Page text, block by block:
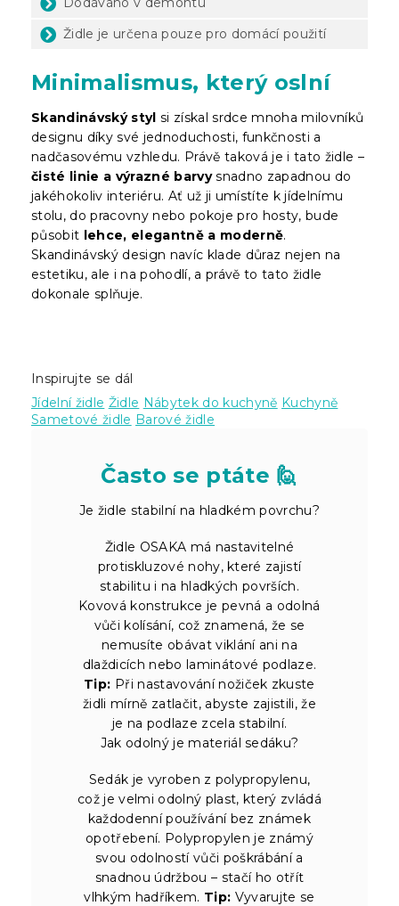
Židle je určena pouze pro domácí použití
Minimalismus, který oslní
Skandinávský styl si získal srdce mnoha milovníků
designu díky své jednoduchosti, funkčnosti a
nadčasovému vzhledu. Právě taková je i tato židle –
čisté linie a výrazné barvysnadno zapadnou do
jakéhokoliv interiéru. Ať už ji umístíte k jídelnímu
stolu, do pracovny nebo pokoje pro hosty, bude
působit lehce, elegantně a moderně.
Skandinávský design navíc klade důraz nejen na
estetiku, ale i na pohodlí, a právě to tato židle
dokonale splňuje.
Inspirujte se dál
Jídelní židle Židle Nábytek do kuchyně Kuchyně
Sametové židle Barové židle
Často se ptáte 🙋
Je židle stabilní na hladkém povrchu?
Židle OSAKA má nastavitelné
protiskluzové nohy, které zajistí
stabilitu i na hladkých površích.
Kovová konstrukce je pevná a odolná
vůči kolísání, což znamená, že se
nemusíte obávat viklání ani na
dlaždicích nebo laminátové podlaze.
Tip: Při nastavování nožiček zkuste
židli mírně zatlačit, abyste zajistili, že
je na podlaze zcela stabilní.
Jak odolný je materiál sedáku?
Sedák je vyroben z polypropylenu,
což je velmi odolný plast, který zvládá
každodenní používání bez známek
opotřebení. Polypropylen je známý
svou odolností vůči poškrábání a
snadnou údržbou – stačí ho otřít
vlhkým hadříkem. Tip: Vyvarujte se